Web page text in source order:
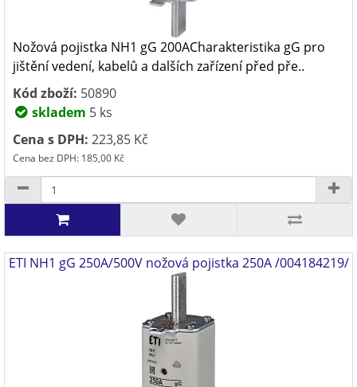
Nožová pojistka NH1 gG 200ACharakteristika gG pro
jištění vedení, kabelů a dalších zařízení před pře..
Kód zboží: 50890
skladem 5 ks
Cena s DPH: 223,85 Kč
Cena bez DPH: 185,00 Kč
ETI NH1 gG 250A/500V nožová pojistka 250A /004184219/